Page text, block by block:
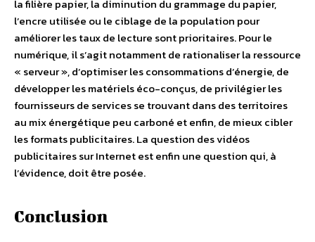
la filière papier, la diminution du grammage du papier,
l’encre utilisée ou le ciblage de la population pour
améliorer les taux de lecture sont prioritaires. Pour le
numérique, il s’agit notamment de rationaliser la ressource
« serveur », d’optimiser les consommations d’énergie, de
développer les matériels éco-conçus, de privilégier les
fournisseurs de services se trouvant dans des territoires
au mix énergétique peu carboné et enfin, de mieux cibler
les formats publicitaires. La question des vidéos
publicitaires sur Internet est enfin une question qui, à
l’évidence, doit être posée.
Conclusion